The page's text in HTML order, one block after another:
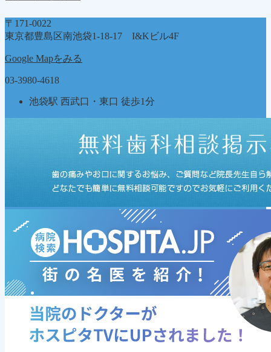
ゴ
リ
〒171-0022
東京都豊島区南池袋1-18-17 I&Kビル4F
Google Mapをみる
03-3980-4618
池袋駅 西武口・東口 徒歩1分